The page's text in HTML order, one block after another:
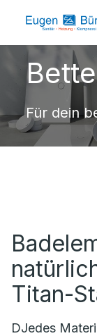
Bette
Für dein
Titan-
DJedes